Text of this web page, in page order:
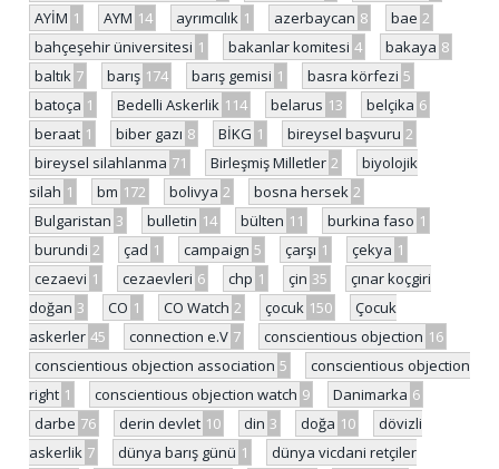
AYİM 1 AYM 14 ayrımcılık 1 azerbaycan 8 bae 2
bahçeşehir üniversitesi 1 bakanlar komitesi 4 bakaya 8
baltık 7 barış 174 barış gemisi 1 basra körfezi 5
batoça 1 Bedelli Askerlik 114 belarus 13 belçika 6
beraat 1 biber gazı 8 BİKG 1 bireysel başvuru 2
bireysel silahlanma 71 Birleşmiş Milletler 2
biyolojik
silah 1 bm 172 bolivya 2 bosna hersek 2
Bulgaristan 3 bulletin 14 bülten 11 burkina faso 1
burundi 2 çad 1 campaign 5 çarşı 1 çekya 1
cezaevi 1 cezaevleri 6 chp 1 çin 35
çınar koçgiri
doğan 3 CO 1 CO Watch 2 çocuk 150
Çocuk
askerler 45 connection e.V 7 conscientious objection 16
conscientious objection association 5
conscientious objection
right 1 conscientious objection watch 9 Danimarka 6
darbe 76 derin devlet 10 din 3 doğa 10
dövizli
askerlik 7 dünya barış günü 1
dünya vicdani retçiler